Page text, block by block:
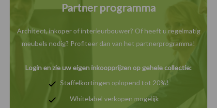
Partner programma
Architect, inkoper of interieurbouwer? Of heeft u regelmatig
meubels nodig? Profiteer dan van het partnerprogramma!
Login en zie uw eigen inkoopprijzen op gehele collectie:
Staffelkortingen oplopend tot 20%!
Whitelabel verkopen mogelijk